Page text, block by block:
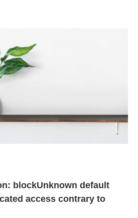
blockUnknown default
access contrary to